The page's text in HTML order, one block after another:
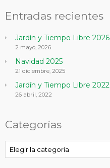
Entradas recientes
Jardín y Tiempo Libre 2026
2 mayo, 2026
Navidad 2025
21 diciembre, 2025
Jardín y Tiempo Libre 2022
26 abril, 2022
Categorías
Categorías